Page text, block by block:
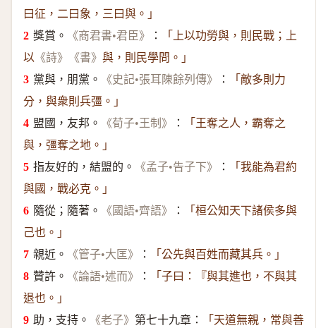
曰征，二曰象，三曰與。」
獎賞。 《商君書•君臣》 ：
「上以功勞與，則民戰；上
以 《詩》 《書》 與，則民學問。」
黨與，朋黨。 《史記•張耳陳餘列傳》 ：
「敵多則力
分，與衆則兵彊。」
盟國，友邦。 《荀子•王制》 ：
「王奪之人，霸奪之
與，彊奪之地。」
指友好的，結盟的。 《孟子•告子下》 ：
「我能為君約
與國，戰必克。」
隨從；隨著。 《國語•齊語》 ：
「桓公知天下諸侯多與
己也。」
親近。 《管子•大匡》 ： 「公先與百姓而藏其兵。」
贊許。 《論語•述而》 ：
「子曰：『與其進也，不與其
退也。」
助，支持。 《老子》 第七十九章：
「天道無親，常與善